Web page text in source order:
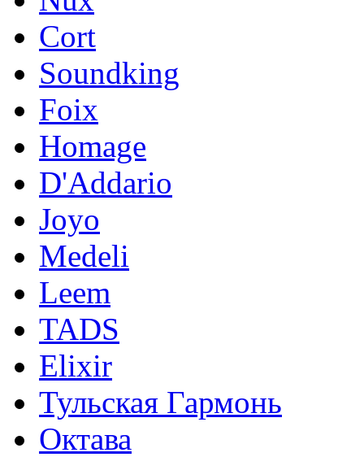
Cort
Soundking
Foix
Homage
D'Addario
Joyo
Medeli
Leem
TADS
Elixir
Тульская Гармонь
Октава